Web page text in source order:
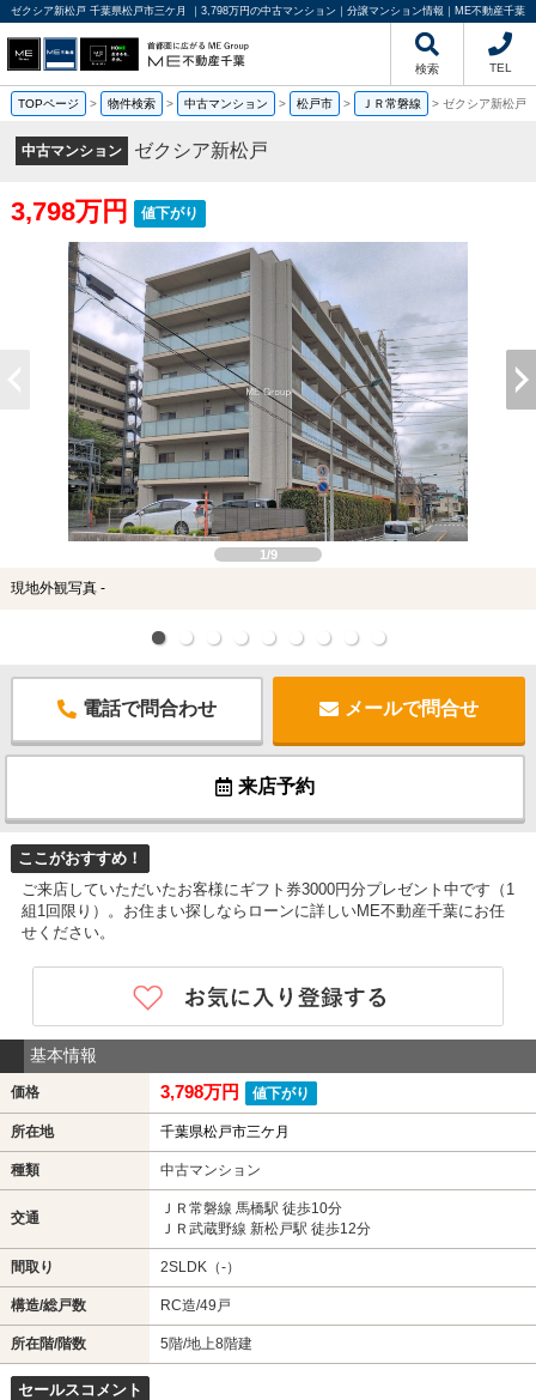
ゼクシア新松戸 千葉県松戸市三ケ月 ｜3,798万円の中古マンション｜分譲マンション情報｜ME不動産千葉
検索 TEL
TOPページ > 物件検索 > 中古マンション > 松戸市 > ＪＲ常磐線 > ゼクシア新松戸
中古マンション ゼクシア新松戸
3,798万円 値下がり
1/9
現地外観写真 -
電話で問合わせ メールで問合せ
来店予約
ここがおすすめ！
ご来店していただいたお客様にギフト券3000円分プレゼント中です（1
組1回限り）。お住まい探しならローンに詳しいME不動産千葉にお任
せください。
基本情報
価格 3,798万円 値下がり
所在地 千葉県松戸市三ケ月
種類 中古マンション
交通
ＪＲ常磐線 馬橋駅 徒歩10分
ＪＲ武蔵野線 新松戸駅 徒歩12分
間取り 2SLDK（-）
構造/総戸数 RC造/49戸
所在階/階数 5階/地上8階建
セールスコメント